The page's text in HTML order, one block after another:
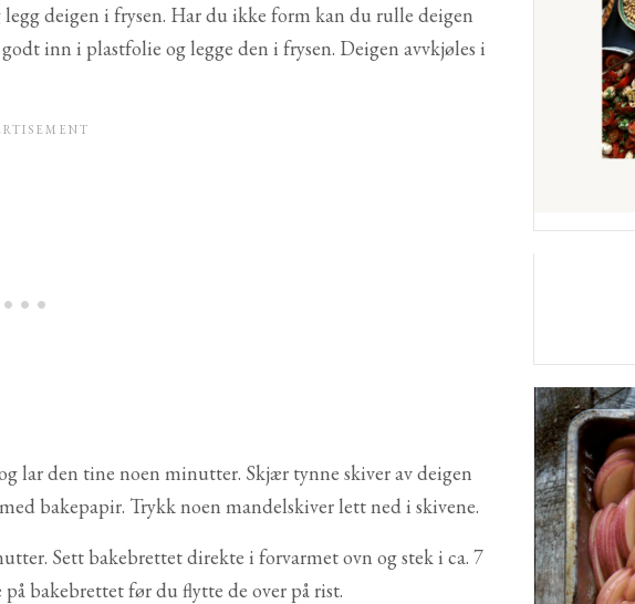
deigen i frysen. Har du ikke form kan du rulle deigen
inn i plastfolie og legge den i frysen. Deigen avvkjøles i
lar den tine noen minutter. Skjær tynne skiver av deigen
bakepapir. Trykk noen mandelskiver lett ned i skivene.
Sett bakebrettet direkte i forvarmet ovn og stek i ca. 7
bakebrettet før du flytte de over på rist.